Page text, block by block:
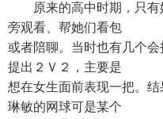
原来的高中时期，只有
旁观看、帮她们看包
或者陪聊。当时也有几个会
提出２Ｖ２，主要是
想在女生面前表现一把。结
琳敏的网球可是某个